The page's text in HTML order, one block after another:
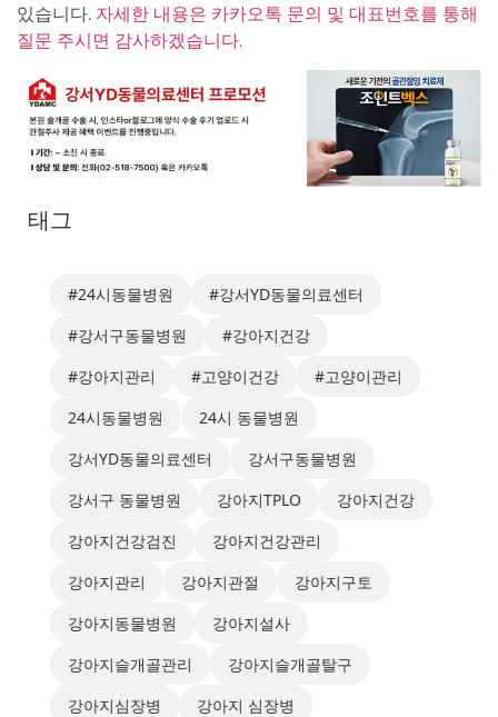
있습니다. 자세한 내용은 카카오톡 문의 및 대표번호를 통해
질문 주시면 감사하겠습니다.
태그
#24시동물병원
#강서YD동물의료센터
#강서구동물병원
#강아지건강
#강아지관리
#고양이건강
#고양이관리
24시동물병원
24시 동물병원
강서YD동물의료센터
강서구동물병원
강서구 동물병원
강아지TPLO
강아지건강
강아지건강검진
강아지건강관리
강아지관리
강아지관절
강아지구토
강아지동물병원
강아지설사
강아지슬개골관리
강아지슬개골탈구
강아지심장병
강아지 심장병